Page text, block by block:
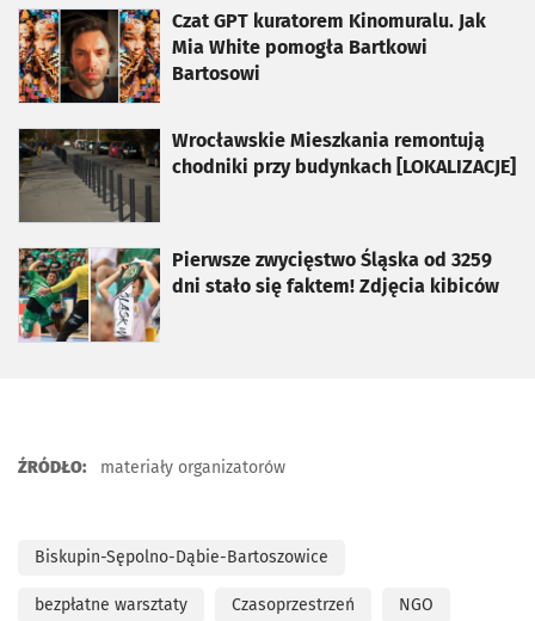
Czat GPT kuratorem Kinomuralu. Jak
Mia White pomogła Bartkowi
Bartosowi
otworzy się w nowej karcie
Wrocławskie Mieszkania remontują
chodniki przy budynkach [LOKALIZACJE]
otworzy się w nowej karcie
Pierwsze zwycięstwo Śląska od 3259
dni stało się faktem! Zdjęcia kibiców
otworzy się w nowej karcie
ŹRÓDŁO: materiały organizatorów
Biskupin-Sępolno-Dąbie-Bartoszowice
bezpłatne warsztaty Czasoprzestrzeń NGO